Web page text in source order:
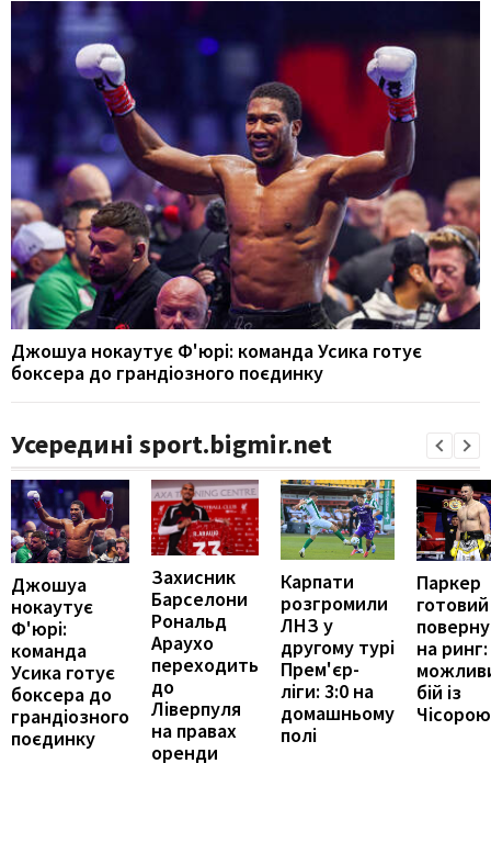
Джошуа нокаутує Ф'юрі: команда Усика готує
боксера до грандіозного поєдинку
Усередині sport.bigmir.net
Джошуа
нокаутує
Ф'юрі:
команда
Усика готує
боксера до
грандіозного
поєдинку
Захисник
Барселони
Рональд
Араухо
переходить
до
Ліверпуля
на правах
оренди
Карпати
розгромили
ЛНЗ у
другому турі
Прем'єр-
ліги: 3:0 на
домашньому
полі
Паркер
готовий
на ринг:
бій із
Чісорою